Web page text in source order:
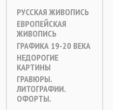
РУССКАЯ ЖИВОПИСЬ
ЕВРОПЕЙСКАЯ
ЖИВОПИСЬ
ГРАФИКА 19-20 ВЕКА
НЕДОРОГИЕ
КАРТИНЫ
ГРАВЮРЫ.
ЛИТОГРАФИИ.
ОФОРТЫ.